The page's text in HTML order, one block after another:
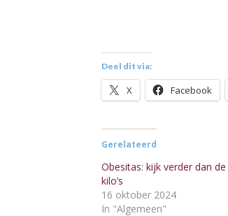
Deel dit via:
X Facebook
Gerelateerd
Obesitas: kijk verder dan de
kilo’s
16 oktober 2024
In "Algemeen"